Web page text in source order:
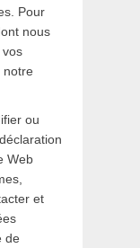
Pour
nous
vos
notre
ou
Web
et
de